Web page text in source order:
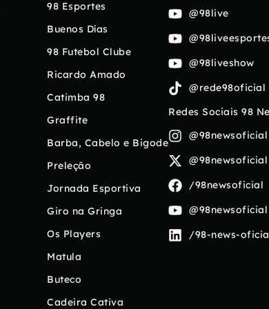
98 Esportes
Buenos Días
98 Futebol Clube
Ricardo Amado
Catimba 98
Graffite
Barba, Cabelo e Bigode
Preleção
Jornada Esportiva
Giro na Gringa
Os Players
Matula
Buteco
Cadeira Cativa
@98live
@98liveshow
@rede98oficial
Redes Sociais 98
@98newsoficial
@98newsoficial
/98newsoficial
@98newsoficial
/98-news-